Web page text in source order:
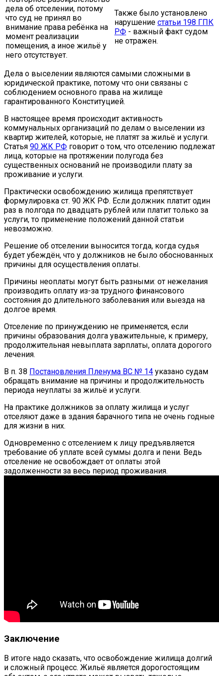
дела об отселении, потому
что суд не принял во
внимание права ребёнка на
момент реализации
помещения, а иное жильё у
него отсутствует.
Также было установлено
нарушение статьи 198 ГПК
РФ - важный факт судом
не отражен.
Дела о выселении являются самыми сложными в
юридической практике, потому что они связаны с
соблюдением основного права на жилище
гарантированного Конституцией.
В настоящее время происходит активность
коммунальных организаций по делам о выселении из
квартир жителей, которые, не платят за жильё и услуги.
Статья 90 ЖК РФ говорит о том, что отселению подлежат
лица, которые на протяжении полугода без
существенных оснований не производили плату за
проживание и услуги.
Практически освобождению жилища препятствует
формулировка ст. 90 ЖК РФ. Если должник платит один
раз в полгода по двадцать рублей или платит только за
услуги, то применение положений данной статьи
невозможно.
Решение об отселении выносится тогда, когда судья
будет убеждён, что у должников не было обоснованных
причины для осуществления оплаты.
Причины неоплаты могут быть разными: от нежелания
производить оплату из-за трудного финансового
состояния до длительного заболевания или выезда на
долгое время.
Отселение по принуждению не применяется, если
причины образования долга уважительные, к примеру,
продолжительная невыплата зарплаты, оплата дорогого
лечения.
В п. 38 Постановления Пленума ВС № 14 указано судам
обращать внимание на причины и продолжительность
периода неуплаты за жильё и услуги.
На практике должников за оплату жилища и услуг
отселяют даже в здания барачного типа не очень годные
для жизни в них.
Одновременно с отселением к лицу предъявляется
требование об уплате всей суммы долга и пени. Ведь
отселение не освобождает от оплаты этой
задолженности за весь период проживания.
Заключение
В итоге надо сказать, что освобождение жилища долгий
и сложный процесс. Жильё является дорогостоящим